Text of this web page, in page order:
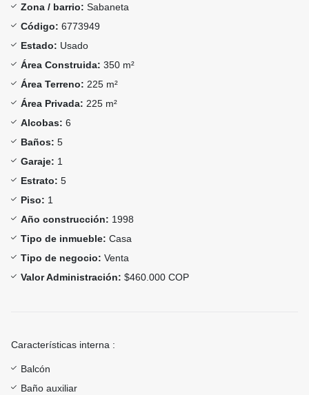
Zona / barrio: Sabaneta
Código: 6773949
Estado: Usado
Área Construida: 350 m²
Área Terreno: 225 m²
Área Privada: 225 m²
Alcobas: 6
Baños: 5
Garaje: 1
Estrato: 5
Piso: 1
Año construcción: 1998
Tipo de inmueble: Casa
Tipo de negocio: Venta
Valor Administración: $460.000 COP
Características interna :
Balcón
Baño auxiliar